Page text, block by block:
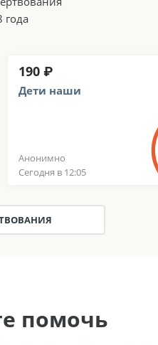
года
190 ₽
Дети наши
Анонимно
Сегодня в 12:05
помочь